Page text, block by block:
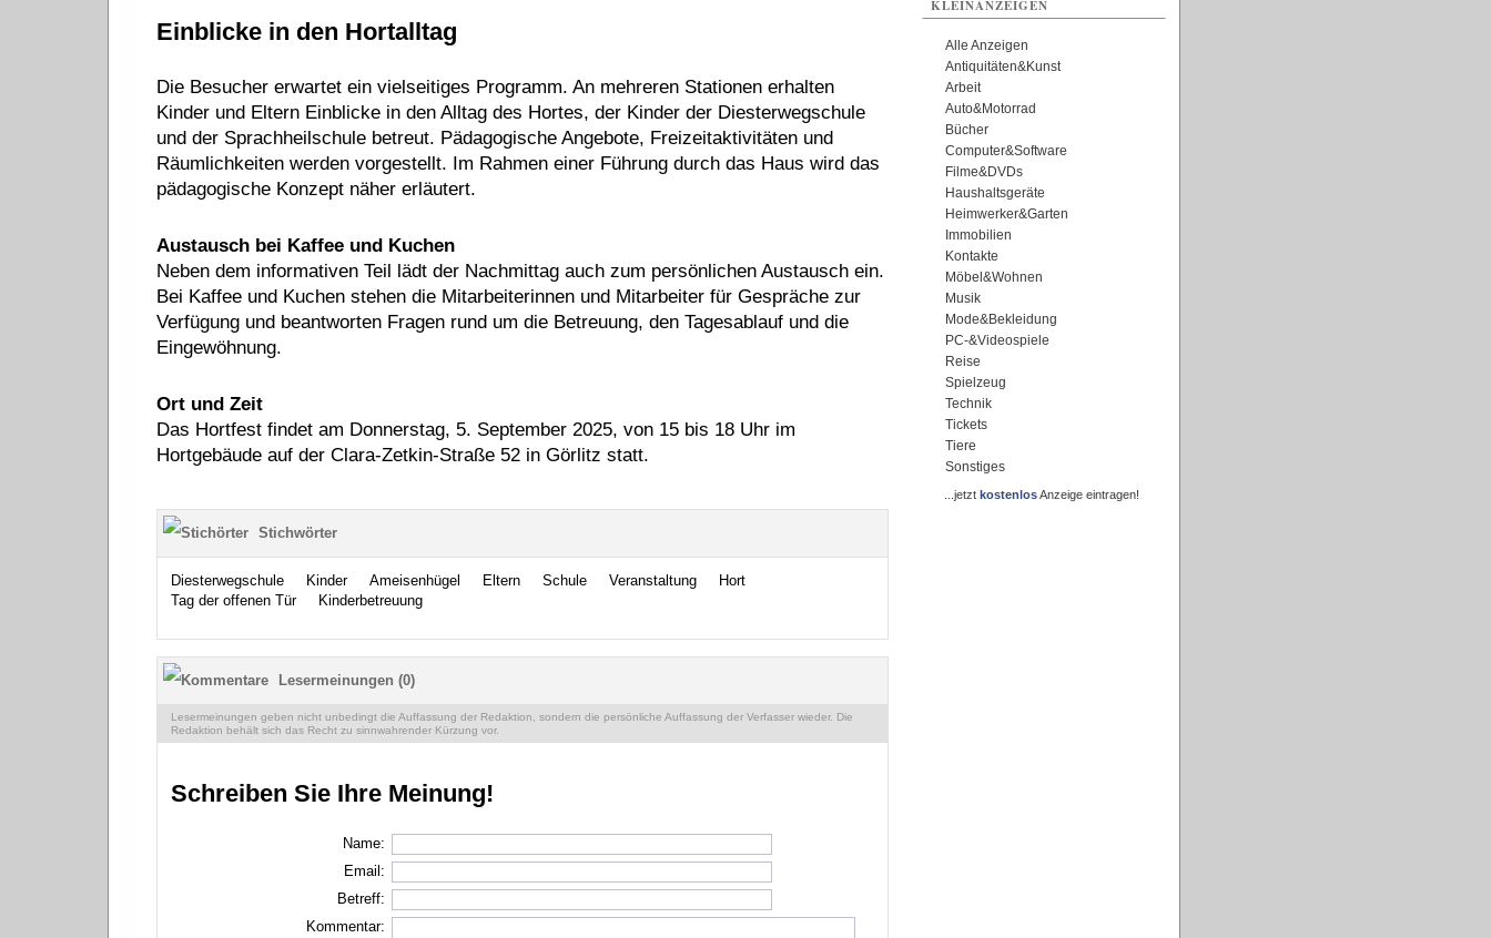
Einblicke in den Hortalltag
Die Besucher erwartet ein vielseitiges Programm. An mehreren Stationen erhalten
Kinder und Eltern Einblicke in den Alltag des Hortes, der Kinder der Diesterwegschule
und der Sprachheilschule betreut. Pädagogische Angebote, Freizeitaktivitäten und
Räumlichkeiten werden vorgestellt. Im Rahmen einer Führung durch das Haus wird das
pädagogische Konzept näher erläutert.
Austausch bei Kaffee und Kuchen
Neben dem informativen Teil lädt der Nachmittag auch zum persönlichen Austausch ein.
Bei Kaffee und Kuchen stehen die Mitarbeiterinnen und Mitarbeiter für Gespräche zur
Verfügung und beantworten Fragen rund um die Betreuung, den Tagesablauf und die
Eingewöhnung.
Ort und Zeit
Das Hortfest findet am Donnerstag, 5. September 2025, von 15 bis 18 Uhr im
Hortgebäude auf der Clara-Zetkin-Straße 52 in Görlitz statt.
Stichwörter
Diesterwegschule Kinder Ameisenhügel Eltern Schule Veranstaltung
Hort
Tag der offenen Tür
Kinderbetreuung
Lesermeinungen (0)
Lesermeinungen geben nicht unbedingt die Auffassung der Redaktion, sondern die persönliche Auffassung der Verfasser wieder. Die
Redaktion behält sich das Recht zu sinnwahrender Kürzung vor.
Schreiben Sie Ihre Meinung!
Name:
Email:
Betreff:
Kommentar:
KLEINANZEIGEN
Alle Anzeigen
Antiquitäten&Kunst
Arbeit
Auto&Motorrad
Bücher
Computer&Software
Filme&DVDs
Haushaltsgeräte
Heimwerker&Garten
Immobilien
Kontakte
Möbel&Wohnen
Musik
Mode&Bekleidung
PC-&Videospiele
Reise
Spielzeug
Technik
Tickets
Tiere
Sonstiges
...jetzt kostenlosAnzeige eintragen!